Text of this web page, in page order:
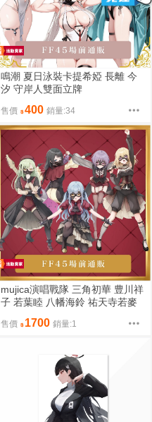
鳴潮 夏日泳裝卡提希婭 長離 今
汐 守岸人雙面立牌
售價 400 銷量:34
mujica演唱戰隊 三角初華 豊川祥
子 若葉睦 八幡海鈴 祐天寺若麥
售價 1700 銷量:1